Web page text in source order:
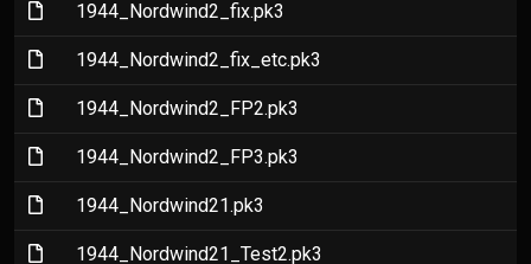
(File)1944_Nordwind2_fix.pk3
(File)1944_Nordwind2_fix_etc.pk3
(File)1944_Nordwind2_FP2.pk3
(File)1944_Nordwind2_FP3.pk3
(File)1944_Nordwind21.pk3
(File)1944_Nordwind21_Test2.pk3